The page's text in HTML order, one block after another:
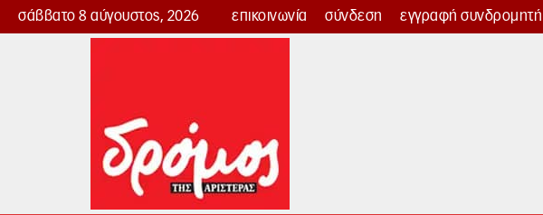
σάββατο 8 αύγουστος, 2026 επικοινωνία σύνδεση εγγραφή συνδρομητή
Δρόμος